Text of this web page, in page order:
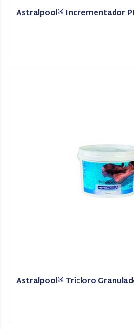
Astralpool® Incrementador
Astralpool® Tricloro